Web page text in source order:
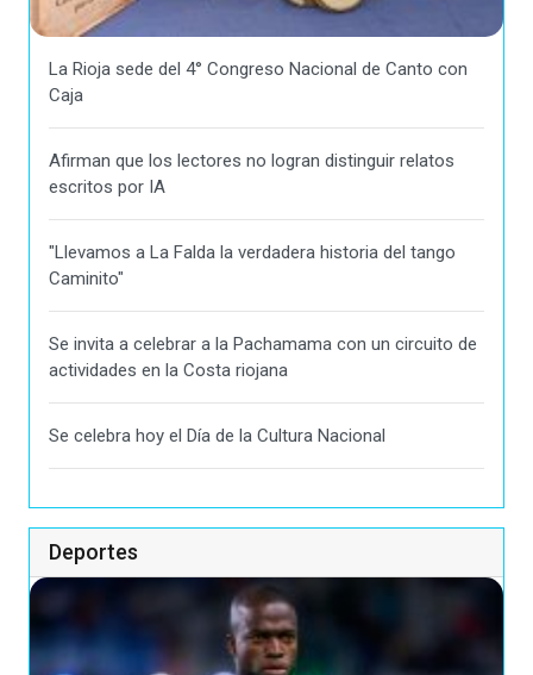
La Rioja sede del 4° Congreso Nacional de Canto con
Caja
Afirman que los lectores no logran distinguir relatos
escritos por IA
"Llevamos a La Falda la verdadera historia del tango
Caminito"
Se invita a celebrar a la Pachamama con un circuito de
actividades en la Costa riojana
Se celebra hoy el Día de la Cultura Nacional
Deportes